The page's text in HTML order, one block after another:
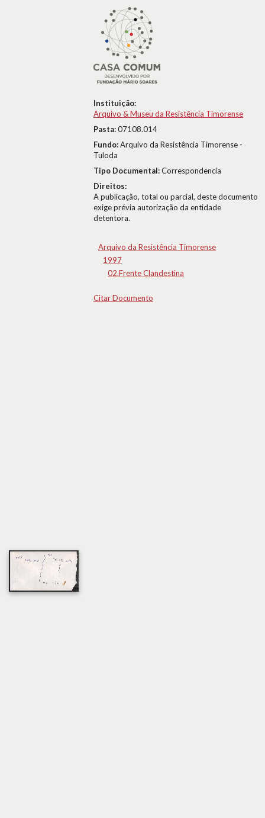
Instituição:
Arquivo & Museu da Resistência Timorense
Pasta:07108.014
Fundo:Arquivo da Resistência Timorense -
Tuloda
Tipo Documental:Correspondencia
Direitos:
A publicação, total ou parcial, deste documento
exige prévia autorização da entidade
detentora.
Arquivo da Resistência Timorense
1997
02.Frente Clandestina
Citar Documento